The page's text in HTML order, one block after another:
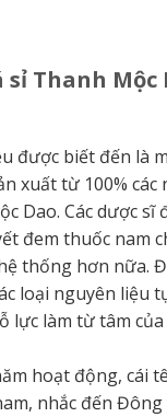
sỉ Thanh
được biết đến là
xuất từ 100%
Dao. Các dược
đem thuốc nam
thống hơn nữa.
loại nguyên liệu
lực làm từ tâm
hoạt động, cái
nhắc đến